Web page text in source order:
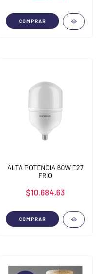
COMPRAR
ALTA POTENCIA 60W E27
FRIO
$10.684,63
COMPRAR